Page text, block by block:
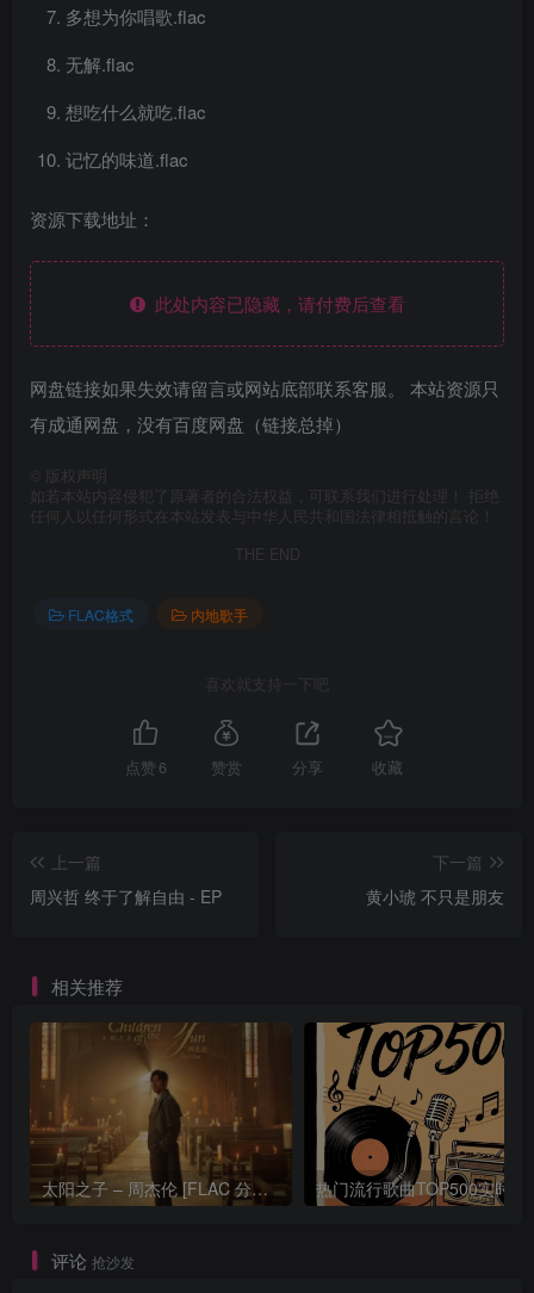
多想为你唱歌.flac
无解.flac
想吃什么就吃.flac
记忆的味道.flac
资源下载地址：
此处内容已隐藏，请付费后查看
网盘链接如果失效请留言或网站底部联系客服。 本站资源只
有成通网盘，没有百度网盘（链接总掉）
版权声明
如若本站内容侵犯了原著者的合法权益，可联系我们进行处理！ 拒绝
任何人以任何形式在本站发表与中华人民共和国法律相抵触的言论！
THE END
FLAC格式 内地歌手
喜欢就支持一下吧
点赞 6 赞赏 分享 收藏
上一篇
周兴哲 终于了解自由 - EP
下一篇
黄小琥 不只是朋友
相关推荐
太阳之子 – 周杰伦 [FLAC 分轨 192Khz 24bit]
评论 抢沙发